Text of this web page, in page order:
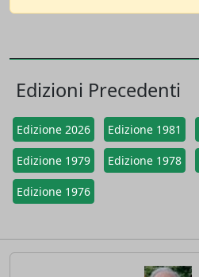
Edizioni Precedenti
Edizione 2026 Edizione 1981
Edizione 1979 Edizione 1978
Edizione 1976